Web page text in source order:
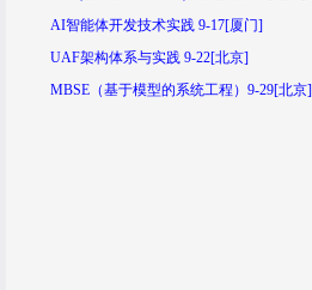
AI智能体开发技术实践 9-17[厦门]
UAF架构体系与实践 9-22[北京]
MBSE（基于模型的系统工程）9-29[北京]